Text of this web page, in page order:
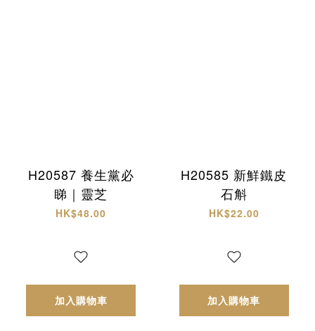
H20587 養生黨必
睇｜靈芝
HK$48.00
加入購物車
H20585 新鮮鐵皮
石斛
HK$22.00
加入購物車